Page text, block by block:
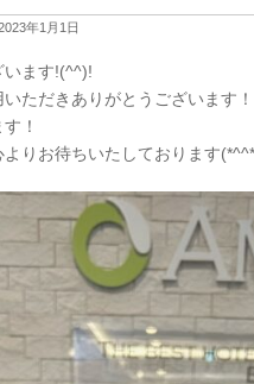
年1月1日
います!(^^)!
ただきありがとうございます！
！
りお待ちいたしております